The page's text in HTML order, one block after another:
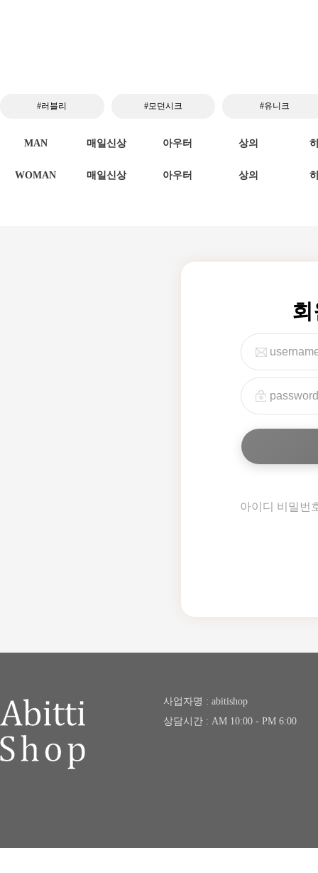
#러블리 #모던시크 #유니크
MAN 매일신상 아우터 상의
WOMAN 매일신상 아우터 상의
아이디 비밀번
사업자명 : abitishop
상담시간 : AM 10:00 - PM 6:00